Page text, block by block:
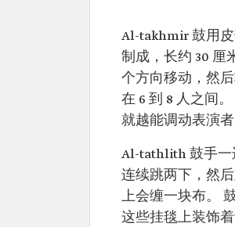
Al-takhmir 鼓用
制成，长约 30 厘
个方向移动，然
在 6 到 8 人之间
就越能调动表演
Al-tathlith 鼓手一
连续跳两下，然
上会缠一块布。
这些挂毯上装饰